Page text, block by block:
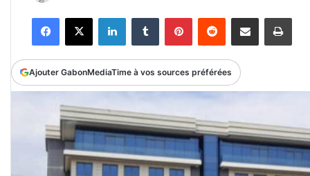
courriel
FacebookX LinkedinTumblr PinterestReddit Partager par email
Ajouter GabonMediaTime à vos sources préférées